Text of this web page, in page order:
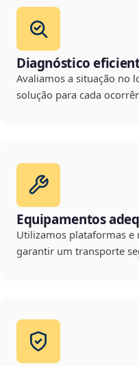
Diagnóstico
Avaliamos a situação no
solução para cada
Equipamentos
Utilizamos plataformas e
garantir um transporte